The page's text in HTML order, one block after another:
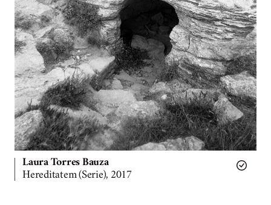
Laura Torres Bauza
Hereditatem (Serie), 2017